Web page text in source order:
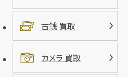
古銭 買取
カメラ 買取